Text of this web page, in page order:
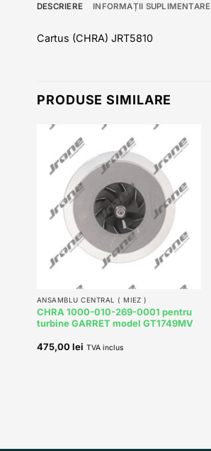
DESCRIERE INFORMAȚII SUPLIMENTARE
Cartus (CHRA) JRT5810
PRODUSE SIMILARE
Add to
ANSAMBLU CENTRAL ( MIEZ )
CHRA 1000-010-269-0001 pentru
turbine GARRET model GT1749MV
475,00lei TVA inclus